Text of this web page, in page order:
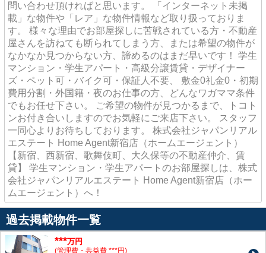
問い合わせ頂ければと思います。 「インターネット未掲
載」な物件や「レア」な物件情報など取り扱っておりま
す。 様々な理由でお部屋探しに苦戦されている方・不動産
屋さんを訪ねても断られてしまう方、または希望の物件が
なかなか見つからない方、諦めるのはまだ早いです！ 学生
マンション・学生アパート・高級分譲賃貸・デザイナー
ズ・ペット可・バイク可・保証人不要、 敷金0礼金0・初期
費用分割・外国籍・夜のお仕事の方、どんなワガママ条件
でもお任せ下さい。 ご希望の物件が見つかるまで、トコト
ンお付き合いしますのでお気軽にご来店下さい。 スタッフ
一同心よりお待ちしております。 株式会社ジャパンリアル
エステート Home Agent新宿店（ホームエージェント）
【新宿、西新宿、歌舞伎町、大久保等の不動産仲介、賃
貸】 学生マンション・学生アパートのお部屋探しは、株式
会社ジャパンリアルエステート Home Agent新宿店（ホー
ムエージェント）へ！
過去掲載物件一覧
***万円
(管理費・共益費 ***円)